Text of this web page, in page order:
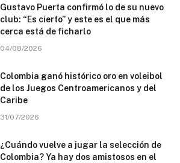
Gustavo Puerta confirmó lo de su nuevo
club: “Es cierto” y este es el que más
cerca está de ficharlo
04/08/2026
Colombia ganó histórico oro en voleibol
de los Juegos Centroamericanos y del
Caribe
31/07/2026
¿Cuándo vuelve a jugar la selección de
Colombia? Ya hay dos amistosos en el